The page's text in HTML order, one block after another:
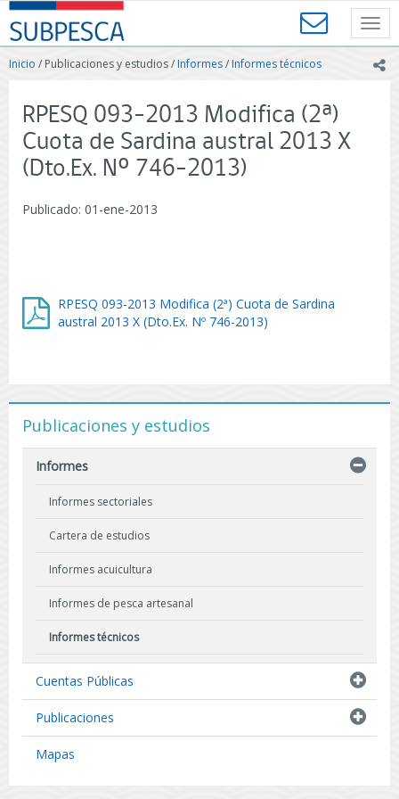
Contenido
principal
SUBPESCA
-
Subsecretaría
Acuicultura
-
Gobierno
de
Chile
Inicio / Publicaciones y estudios /Informes/Informes técnicos
RPESQ 093-2013 Modifica (2ª)
Cuota de Sardina austral 2013 X
(Dto.Ex. Nº 746-2013)
Publicado: 01-ene-2013
RPESQ 093-2013 Modifica (2ª) Cuota de Sardina
austral 2013 X (Dto.Ex. Nº 746-2013)
Publicaciones y estudios
Informes
Informes sectoriales
Cartera de estudios
Informes acuicultura
Informes de pesca artesanal
Informes técnicos
Resultados de Pescas de Investigación
Cuentas Públicas
Publicaciones
Mapas